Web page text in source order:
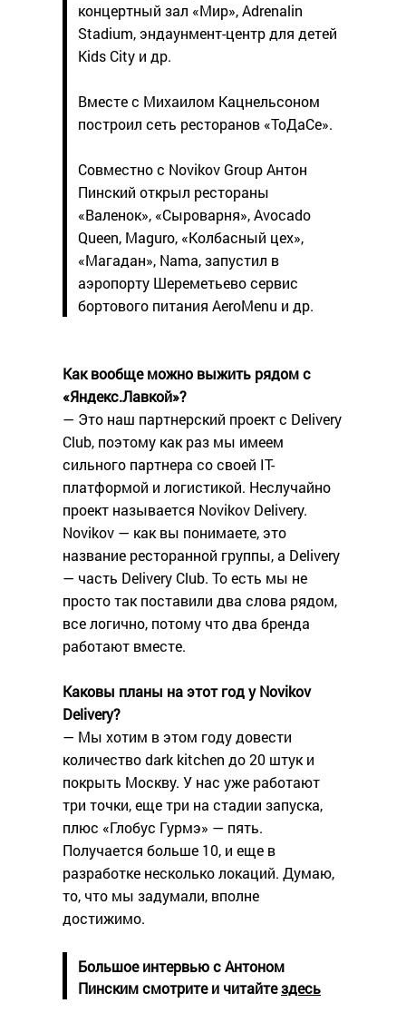
концертный зал «Мир», Adrenalin
Stadium, эндаунмент-центр для детей
Kids City и др.
Вместе с Михаилом Кацнельсоном
построил сеть ресторанов «ТоДаСе».
Совместно с Novikov Group Антон
Пинский открыл рестораны
«Валенок», «Сыроварня», Avocado
Queen, Maguro, «Колбасный цех»,
«Магадан», Nama, запустил в
аэропорту Шереметьево сервис
бортового питания AeroMenu и др.
Как вообще можно выжить рядом с
«Яндекс.Лавкой»?
— Это наш партнерский проект с Delivery
Club, поэтому как раз мы имеем
сильного партнера со своей IT-
платформой и логистикой. Неслучайно
проект называется Novikov Delivery.
Novikov — как вы понимаете, это
название ресторанной группы, а Delivery
— часть Delivery Club. То есть мы не
просто так поставили два слова рядом,
все логично, потому что два бренда
работают вместе.
Каковы планы на этот год у Novikov
Delivery?
— Мы хотим в этом году довести
количество dark kitchen до 20 штук и
покрыть Москву. У нас уже работают
три точки, еще три на стадии запуска,
плюс «Глобус Гурмэ» — пять.
Получается больше 10, и еще в
разработке несколько локаций. Думаю,
то, что мы задумали, вполне
достижимо.
Большое интервью с Антоном
Пинским смотрите и читайтездесь